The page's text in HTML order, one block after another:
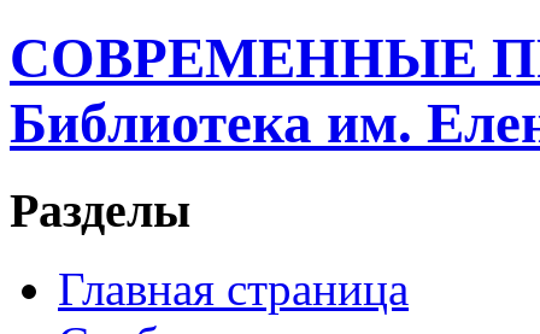
СОВРЕМЕННЫЕ
Библиотека им.
Разделы
Главная страница